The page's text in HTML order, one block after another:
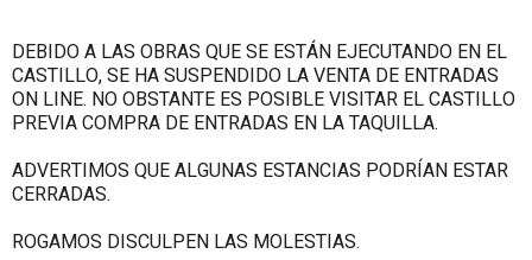
DEBIDO A LAS OBRAS QUE SE ESTÁN EJECUTANDO EN EL
CASTILLO, SE HA SUSPENDIDO LA VENTA DE ENTRADAS
ON LINE. NO OBSTANTE ES POSIBLE VISITAR EL CASTILLO
PREVIA COMPRA DE ENTRADAS EN LA TAQUILLA.
ADVERTIMOS QUE ALGUNAS ESTANCIAS PODRÍAN ESTAR
CERRADAS.
ROGAMOS DISCULPEN LAS MOLESTIAS.